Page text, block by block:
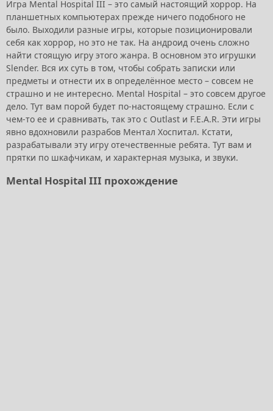
Игра Mental Hospital III – это самый настоящий хоррор. На
планшетных компьютерах прежде ничего подобного не
было. Выходили разные игры, которые позиционировали
себя как хоррор, но это не так. На андроид очень сложно
найти стоящую игру этого жанра. В основном это игрушки
Slender. Вся их суть в том, чтобы собрать записки или
предметы и отнести их в определённое место – совсем не
страшно и не интересно. Mental Hospital – это совсем другое
дело. Тут вам порой будет по-настоящему страшно. Если с
чем-то ее и сравнивать, так это с Outlast и F.E.A.R. Эти игры
явно вдохновили разрабов Ментал Хоспитал. Кстати,
разрабатывали эту игру отечественные ребята. Тут вам и
прятки по шкафчикам, и характерная музыка, и звуки.
Mental Hospital III прохождение